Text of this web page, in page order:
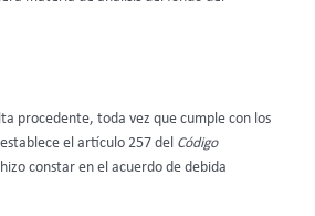
procedente, toda vez que cumple con los
el artículo 257 del Código
constar en el acuerdo de debida